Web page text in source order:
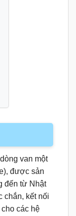
dòng van một
được sản
đến từ Nhật
chắn, kết nối
các hệ